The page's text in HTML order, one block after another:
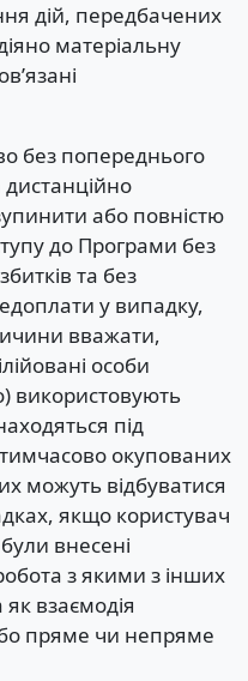
дій, передбачених
матеріальну
без попереднього
або повністю
до Програми без
та без
у випадку,
вважати,
особи
використовують
під
окупованих
можуть відбуватися
якщо користувач
внесені
з якими з інших
взаємодія
пряме чи непряме